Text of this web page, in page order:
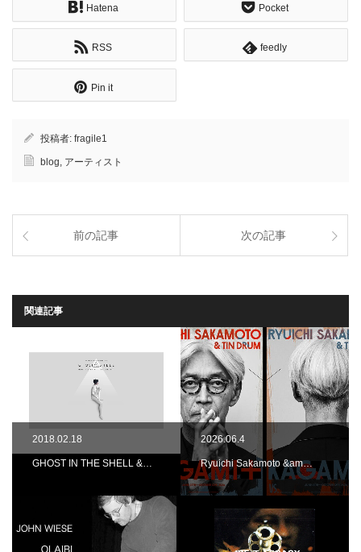
Hatena Pocket
RSS feedly
Pin it
投稿者: fragile1
blog, アーティスト
前の記事 次の記事
関連記事
2018.02.18
GHOST IN THE SHELL &…
2026.06.4
Ryuichi Sakamoto &am…